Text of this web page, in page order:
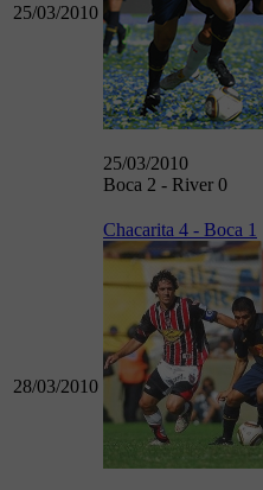
25/03/2010
25/03/2010
Boca 2 - River 0
28/03/2010
Chacarita 4 - Boca 1